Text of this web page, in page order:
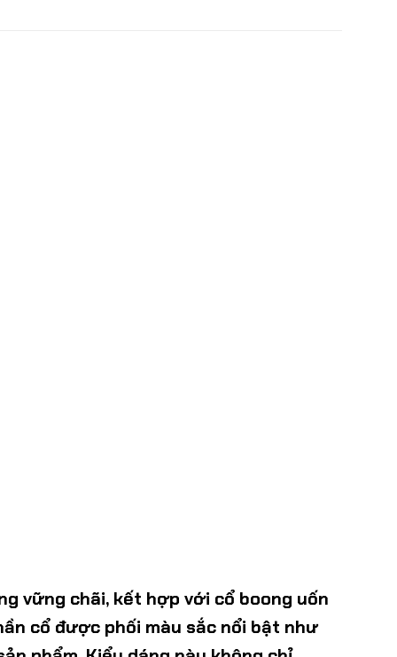
vững chãi, kết hợp với cổ boong uốn
cổ được phối màu sắc nổi bật như